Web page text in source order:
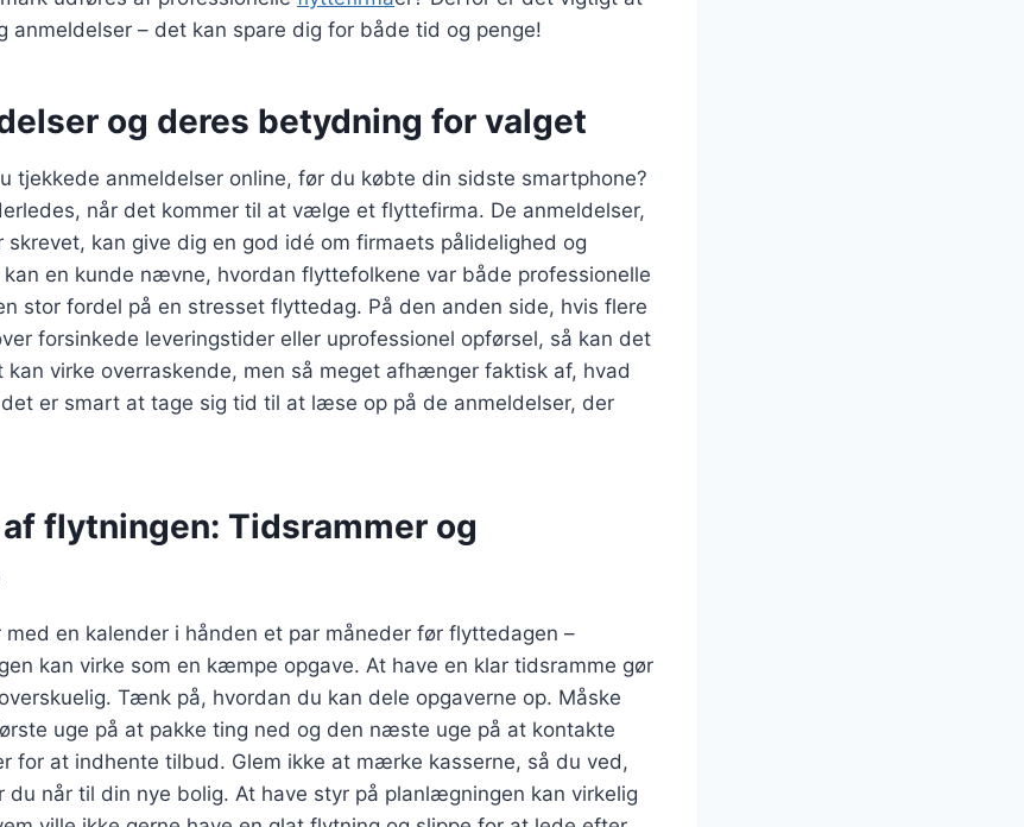
anmeldelser – det kan spare dig for både tid og penge!
og deres betydning for valget
tjekkede anmeldelser online, før du købte din sidste smartphone?
når det kommer til at vælge et flyttefirma. De anmeldelser,
skrevet, kan give dig en god idé om firmaets pålidelighed og
kan en kunde nævne, hvordan flyttefolkene var både professionelle
stor fordel på en stresset flyttedag. På den anden side, hvis flere
forsinkede leveringstider eller uprofessionel opførsel, så kan det
virke overraskende, men så meget afhænger faktisk af, hvad
er smart at tage sig tid til at læse op på de anmeldelser, der
flytningen: Tidsrammer og
en kalender i hånden et par måneder før flyttedagen –
kan virke som en kæmpe opgave. At have en klar tidsramme gør
Tænk på, hvordan du kan dele opgaverne op. Måske
uge på at pakke ting ned og den næste uge på at kontakte
for at indhente tilbud. Glem ikke at mærke kasserne, så du ved,
du når til din nye bolig. At have styr på planlægningen kan virkelig